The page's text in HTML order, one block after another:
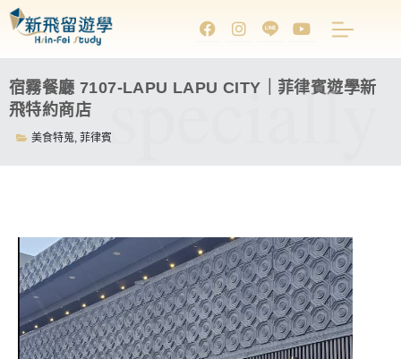
宿霧餐廳 7107-LAPU LAPU CITY｜菲律賓遊學新
飛特約商店
美食特蒐, 菲律賓specially